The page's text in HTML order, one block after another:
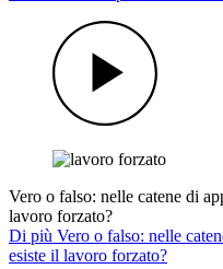
Vero o falso: nelle catene di
lavoro forzato?
Di più Vero o falso: nelle
esiste il lavoro forzato?